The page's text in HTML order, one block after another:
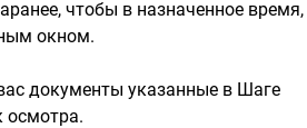
чтобы в назначенное время,
окном.
документы указанные в Шаге
осмотра.